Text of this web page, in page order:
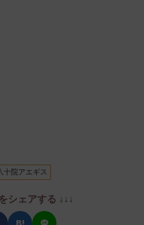
十院アエギス
シェアする ↓↓↓